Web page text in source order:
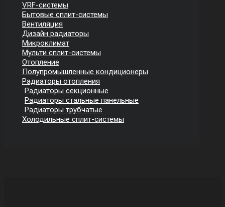
VRF-системы
Бытовые сплит-системы
Вентиляция
Дизайн радиаторы
Микроклимат
Мульти сплит-системы
Отопление
Полупромышленные кондиционеры
Радиаторы отопления
Радиаторы секционные
Радиаторы стальные панельные
Радиаторы трубчатые
Холодильные сплит-системы